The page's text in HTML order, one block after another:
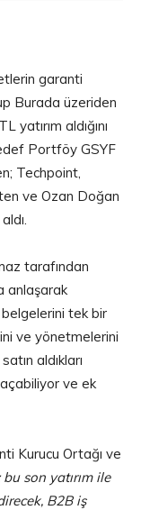
garanti
Burada üzeriden
yatırım aldığını
Portföy GSYF
Techpoint,
ve Ozan Doğan
tarafından
anlaşarak
belgelerini tek bir
ve yönetmelerini
aldıkları
ve ek
Kurucu Ortağı ve
son yatırım ile
B2B iş